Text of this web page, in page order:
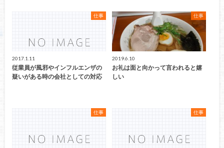
仕事
2017.1.11
従業員が風邪やインフルエンザの
疑いがある時の会社としての対応
仕事
2019.6.10
お礼は面と向かって言われると嬉
しい
仕事 仕事